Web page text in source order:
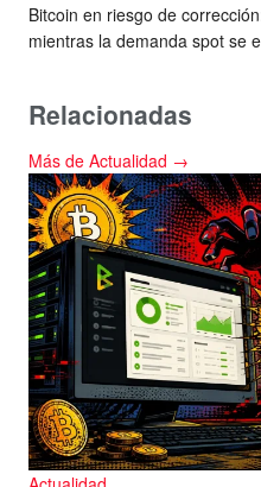
Bitcoin en riesgo de
mientras la demanda spot se
Relacionadas
Más de Actualidad →